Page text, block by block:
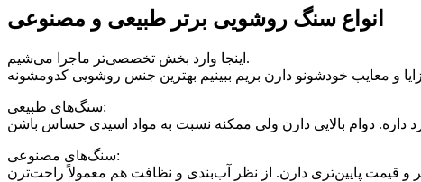
انواع سنگ روشویی برتر طبیعی و مصنوعی
اینجا وارد بخش تخصصی‌تر ماجرا می‌شیم.
سنگ‌های طبیعی:
سنگ‌های مصنوعی: